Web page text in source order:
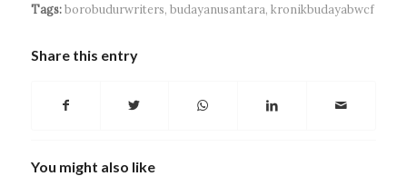
Tags: borobudurwriters, budayanusantara, kronikbudayabwcf
Share this entry
You might also like